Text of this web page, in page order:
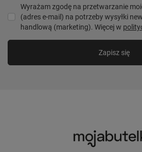
Wyrażam zgodę na przetwarzanie
(adres e-mail) na potrzeby wysyłki
handlową (marketing). Więcej w
Zapisz się